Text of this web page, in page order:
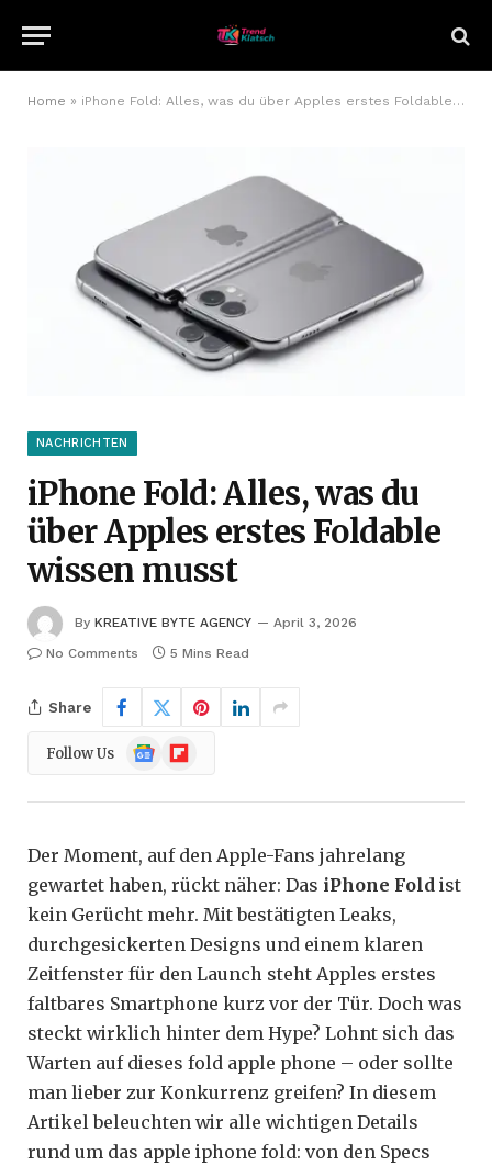
Home » iPhone Fold: Alles, was du über Apples erstes Foldable wissen musst
NACHRICHTEN
iPhone Fold: Alles, was du
über Apples erstes Foldable
wissen musst
By KREATIVE BYTE AGENCY
April 3, 2026
No Comments
5 Mins Read
Share
Follow Us
Google
News
Flipboard
Der Moment, auf den Apple-Fans jahrelang
gewartet haben, rückt näher: Das iPhone Fold ist
kein Gerücht mehr. Mit bestätigten Leaks,
durchgesickerten Designs und einem klaren
Zeitfenster für den Launch steht Apples erstes
faltbares Smartphone kurz vor der Tür. Doch was
steckt wirklich hinter dem Hype? Lohnt sich das
Warten auf dieses fold apple phone – oder sollte
man lieber zur Konkurrenz greifen? In diesem
Artikel beleuchten wir alle wichtigen Details
rund um das apple iphone fold: von den Specs